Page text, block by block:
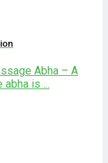
Abha – A
is ...